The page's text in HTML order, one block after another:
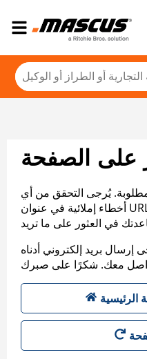
على الصفحة
يُرجى التحقق من أي
أخطاء إملائية في عنوان URL، أو عرض خريطة الموقع
بريد إلكتروني أدناه
الرئيسية